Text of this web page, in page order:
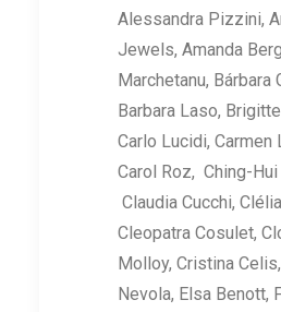
Alessandra Pizzini,
Jewels, Amanda
Marchetanu, Bárbara
Barbara Laso,
Carlo Lucidi, Carmen
Carol Roz, Ching-Hui
Claudia Cucchi,
Cleopatra Cosulet,
Molloy, Cristina
Nevola, Elsa Benott,